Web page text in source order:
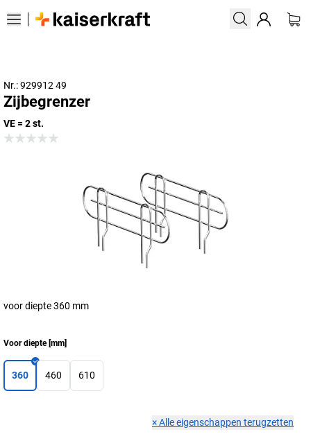
Nr.: 929912 49
Zijbegrenzer
VE = 2 st.
voor diepte 360 mm
Voor diepte[mm]
360 460 610
×Alle eigenschappen terugzetten